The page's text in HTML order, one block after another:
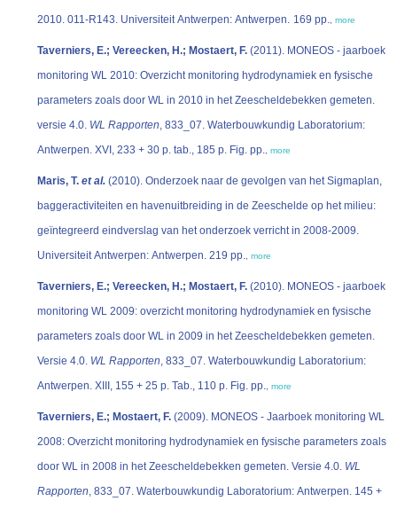
2010. 011-R143. Universiteit Antwerpen: Antwerpen. 169 pp., more
Taverniers, E.; Vereecken, H.; Mostaert, F. (2011). MONEOS - jaarboek
monitoring WL 2010: Overzicht monitoring hydrodynamiek en fysische
parameters zoals door WL in 2010 in het Zeescheldebekken gemeten.
versie 4.0. WL Rapporten, 833_07. Waterbouwkundig Laboratorium:
Antwerpen. XVI, 233 + 30 p. tab., 185 p. Fig. pp., more
Maris, T. et al. (2010). Onderzoek naar de gevolgen van het Sigmaplan,
baggeractiviteiten en havenuitbreiding in de Zeeschelde op het milieu:
geïntegreerd eindverslag van het onderzoek verricht in 2008-2009.
Universiteit Antwerpen: Antwerpen. 219 pp., more
Taverniers, E.; Vereecken, H.; Mostaert, F. (2010). MONEOS - jaarboek
monitoring WL 2009: overzicht monitoring hydrodynamiek en fysische
parameters zoals door WL in 2009 in het Zeescheldebekken gemeten.
Versie 4.0. WL Rapporten, 833_07. Waterbouwkundig Laboratorium:
Antwerpen. XIII, 155 + 25 p. Tab., 110 p. Fig. pp., more
Taverniers, E.; Mostaert, F. (2009). MONEOS - Jaarboek monitoring WL
2008: Overzicht monitoring hydrodynamiek en fysische parameters zoals
door WL in 2008 in het Zeescheldebekken gemeten. Versie 4.0. WL
Rapporten, 833_07. Waterbouwkundig Laboratorium: Antwerpen. 145 +